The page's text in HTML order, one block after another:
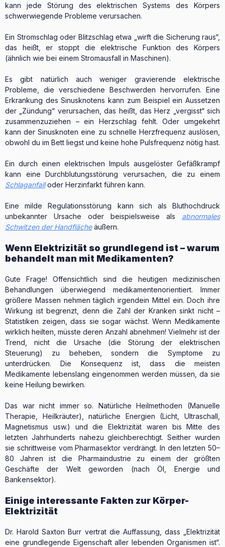
kann jede Störung des elektrischen Systems des Körpers
schwerwiegende Probleme verursachen.
Ein Stromschlag oder Blitzschlag etwa „wirft die Sicherung raus“,
das heißt, er stoppt die elektrische Funktion des Körpers
(ähnlich wie bei einem Stromausfall in Maschinen).
Es gibt natürlich auch weniger gravierende elektrische
Probleme, die verschiedene Beschwerden hervorrufen. Eine
Erkrankung des Sinusknotens kann zum Beispiel ein Aussetzen
der „Zündung“ verursachen, das heißt, das Herz „vergisst“ sich
zusammenzuziehen – ein Herzschlag fehlt. Oder umgekehrt
kann der Sinusknoten eine zu schnelle Herzfrequenz auslösen,
obwohl du im Bett liegst und keine hohe Pulsfrequenz nötig hast.
Ein durch einen elektrischen Impuls ausgelöster Gefäßkrampf
kann eine Durchblutungsstörung verursachen, die zu einem
Schlaganfalloder Herzinfarkt führen kann.
Eine milde Regulationsstörung kann sich als Bluthochdruck
unbekannter Ursache oder beispielsweise als abnormales
Schwitzen der Handflächeäußern.
Wenn Elektrizität so grundlegend ist – warum
behandelt man mit Medikamenten?
Gute Frage! Offensichtlich sind die heutigen medizinischen
Behandlungen überwiegend medikamentenorientiert. Immer
größere Massen nehmen täglich irgendein Mittel ein. Doch ihre
Wirkung ist begrenzt, denn die Zahl der Kranken sinkt nicht –
Statistiken zeigen, dass sie sogar wächst. Wenn Medikamente
wirklich heilten, müsste deren Anzahl abnehmen! Vielmehr ist der
Trend, nicht die Ursache (die Störung der elektrischen
Steuerung) zu beheben, sondern die Symptome zu
unterdrücken. Die Konsequenz ist, dass die meisten
Medikamente lebenslang eingenommen werden müssen, da sie
keine Heilung bewirken.
Das war nicht immer so. Natürliche Heilmethoden (Manuelle
Therapie, Heilkräuter), natürliche Energien (Licht, Ultraschall,
Magnetismus usw.) und die Elektrizität waren bis Mitte des
letzten Jahrhunderts nahezu gleichberechtigt. Seither wurden
sie schrittweise vom Pharmasektor verdrängt. In den letzten 50–
80 Jahren ist die Pharmaindustrie zu einem der größten
Geschäfte der Welt geworden (nach Öl, Energie und
Bankensektor).
Einige interessante Fakten zur Körper-
Elektrizität
Dr. Harold Saxton Burr vertrat die Auffassung, dass „Elektrizität
eine grundlegende Eigenschaft aller lebenden Organismen ist“.